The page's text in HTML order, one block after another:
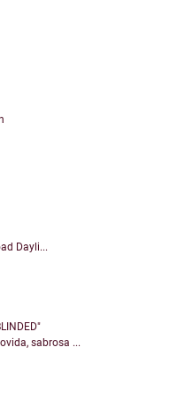
Dayli...
sabrosa ...